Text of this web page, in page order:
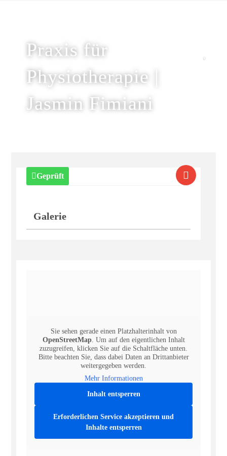
Praxis für
Physiotherapie |
Jasmin Fimiani
Geprüft
Galerie
Sie sehen gerade einen Platzhalterinhalt von
OpenStreetMap. Um auf den eigentlichen Inhalt
zuzugreifen, klicken Sie auf die Schaltfläche unten.
Bitte beachten Sie, dass dabei Daten an Drittanbieter
weitergegeben werden.
Mehr Informationen
Inhalt entsperren
Erforderlichen Service akzeptieren und
Inhalte entsperren